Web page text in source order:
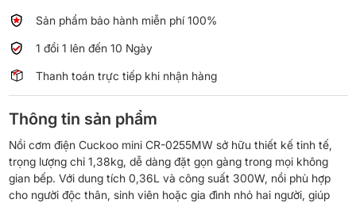
Lít
số
Sản phẩm bảo hành miễn phí 100%
1 đổi 1 lên đến 10 Ngày
Thanh toán trực tiếp khi nhận hàng
Thông tin sản phẩm
Nồi cơm điện Cuckoo mini CR-0255MW sở hữu thiết kế tinh tế,
trọng lượng chỉ 1,38kg, dễ dàng đặt gọn gàng trong mọi không
gian bếp. Với dung tích 0,36L và công suất 300W, nồi phù hợp
cho người độc thân, sinh viên hoặc gia đình nhỏ hai người, giúp